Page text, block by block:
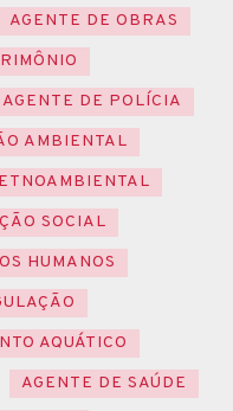
AGENTE DE OBRAS
AGENTE DE POLÍCIA
AMBIENTAL
SOCIAL
HUMANOS
AQUÁTICO
AGENTE DE SAÚDE